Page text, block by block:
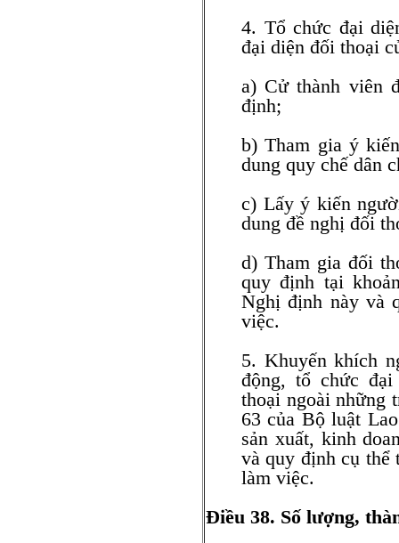
4. Tổ chức đại
đại diện đối thoại
a) Cử thành viên
định;
b) Tham gia ý
dung quy chế dân
c) Lấy ý kiến
dung đề nghị đối
d) Tham gia đối
quy định tại
Nghị định này và
việc.
5. Khuyến khích
động, tổ chức
thoại ngoài những
63 của Bộ luật
sản xuất, kinh
và quy định cụ thể
làm việc.
Điều 38. Số lượng,